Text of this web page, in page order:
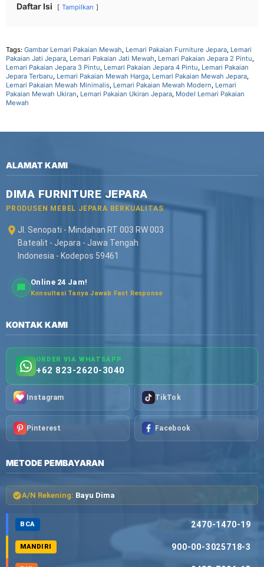
Daftar Isi Tampilkan
Tags: Gambar Lemari Pakaian Mewah, Lemari Pakaian Furniture Jepara, Lemari
Pakaian Jati Jepara, Lemari Pakaian Jati Mewah, Lemari Pakaian Jepara 2 Pintu,
Lemari Pakaian Jepara 3 Pintu, Lemari Pakaian Jepara 4 Pintu, Lemari Pakaian
Jepara Terbaru, Lemari Pakaian Mewah Harga, Lemari Pakaian Mewah Jepara,
Lemari Pakaian Mewah Minimalis, Lemari Pakaian Mewah Modern, Lemari
Pakaian Mewah Ukiran, Lemari Pakaian Ukiran Jepara, Model Lemari Pakaian
Mewah
ALAMAT KAMI
DIMA FURNITURE JEPARA
PRODUSEN MEBEL JEPARA BERKUALITAS
Jl. Senopati - Mindahan RT 003 RW 003
Batealit - Jepara - Jawa Tengah
Indonesia - Kodepos 59461
Online 24 Jam!
Konsultasi Tanya Jawab Fast Response
KONTAK KAMI
ORDER VIA WHATSAPP
+62 823-2620-3040
Instagram TikTok
Pinterest Facebook
METODE PEMBAYARAN
A/N Rekening: Bayu Dima
BCA 2470-1470-19
MANDIRI 900-00-3025718-3